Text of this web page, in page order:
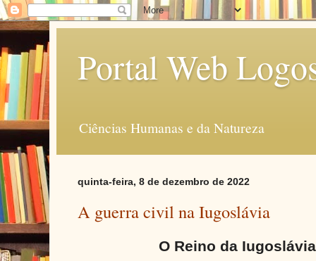
Portal Web
Ciências Humanas e da Natureza
quinta-feira, 8 de dezembro de 2022
A guerra civil na Iugoslávia
O Reino da